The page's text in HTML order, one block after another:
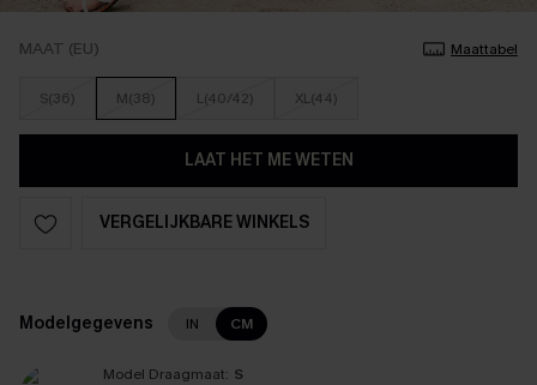
MAAT (EU) Maattabel
S(36) M(38) L(40/42) XL(44)
LAAT HET ME WETEN
VERGELIJKBARE WINKELS
Modelgegevens IN CM
Model Draagmaat: S